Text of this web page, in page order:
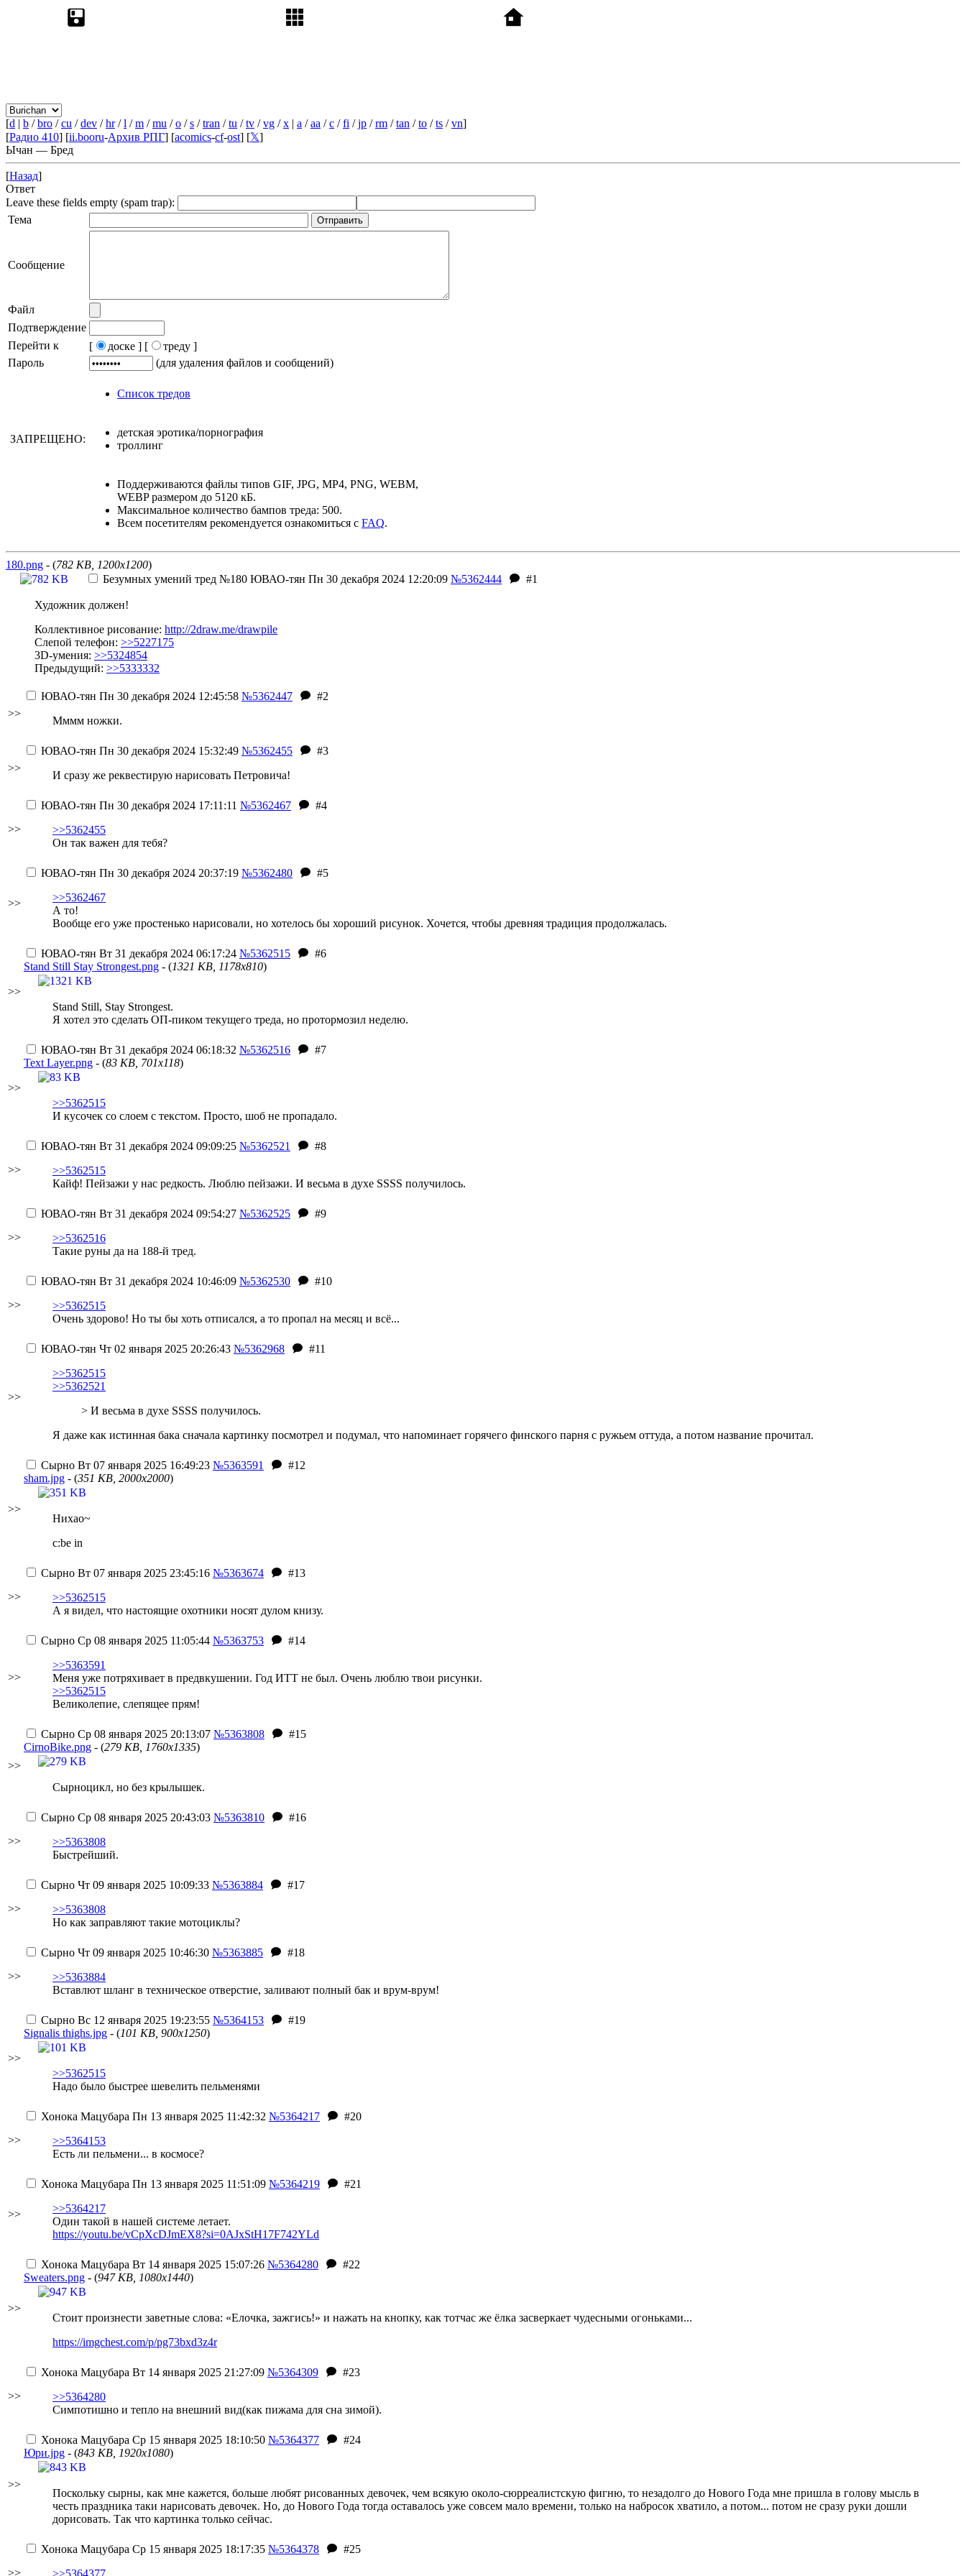
[d | b /bro /cu /dev /hr/l /m /mu /o /s /tran /tu /tv /vg /x | a /aa /c /fi /jp /rm /tan /to /ts /vn]
[Радио 410] [ii.booru-Архив РПГ] [acomics-cf-ost] [𝕏]
Ычан — Бред
[Назад]
Ответ
Leave these fields empty (spam trap):
Тема
Сообщение
Файл
Подтверждение
Перейти к
[ доске ] [
треду ]
Пароль
(для удаления файлов и сообщений)
Список тредов
ЗАПРЕЩЕНО:
детская эротика/порнография
троллинг
Поддерживаются файлы типов GIF, JPG, MP4, PNG, WEBM,
WEBP размером до 5120 кБ.
Максимальное количество бампов треда: 500.
Всем посетителям рекомендуется ознакомиться с FAQ.
180.png - (782 KB, 1200x1200)
Безумных умений тред №180 ЮВАО-тян Пн 30 декабря 2024 12:20:09 №5362444 #1
Художник должен!
Коллективное рисование: http://2draw.me/drawpile
Cлепой телефон: >>5227175
3D-умения: >>5324854
Предыдущий: >>5333332
>>
ЮВАО-тян Пн 30 декабря 2024 12:45:58 №5362447
#2
Мммм ножки.
>>
ЮВАО-тян Пн 30 декабря 2024 15:32:49 №5362455
#3
И сразу же реквестирую нарисовать Петровича!
>>
ЮВАО-тян Пн 30 декабря 2024 17:11:11 №5362467
#4
>>5362455
Он так важен для тебя?
>>
ЮВАО-тян Пн 30 декабря 2024 20:37:19 №5362480
#5
>>5362467
А то!
Вообще его уже простенько нарисовали, но хотелось бы хороший рисунок. Хочется, чтобы древняя традиция продолжалась.
>>
ЮВАО-тян Вт 31 декабря 2024 06:17:24 №5362515
#6
Stand Still Stay Strongest.png - (1321 KB, 1178x810)
Stand Still, Stay Strongest.
Я хотел это сделать ОП-пиком текущего треда, но протормозил неделю.
>>
ЮВАО-тян Вт 31 декабря 2024 06:18:32 №5362516
#7
Text Layer.png - (83 KB, 701x118)
>>5362515
И кусочек со слоем с текстом. Просто, шоб не пропадало.
>>
ЮВАО-тян Вт 31 декабря 2024 09:09:25 №5362521
#8
>>5362515
Кайф! Пейзажи у нас редкость. Люблю пейзажи. И весьма в духе SSSS получилось.
>>
ЮВАО-тян Вт 31 декабря 2024 09:54:27 №5362525
#9
>>5362516
Такие руны да на 188-й тред.
>>
ЮВАО-тян Вт 31 декабря 2024 10:46:09 №5362530
#10
>>5362515
Очень здорово! Но ты бы хоть отписался, а то пропал на месяц и всё...
>>
ЮВАО-тян Чт 02 января 2025 20:26:43 №5362968
#11
>>5362515
>>5362521
> И весьма в духе SSSS получилось.
Я даже как истинная бака сначала картинку посмотрел и подумал, что напоминает горячего финского парня с ружьем оттуда, а потом название прочитал.
>>
Сырно Вт 07 января 2025 16:49:23 №5363591
#12
sham.jpg - (351 KB, 2000x2000)
Нихао~
c:be in
>>
Сырно Вт 07 января 2025 23:45:16 №5363674
#13
>>5362515
А я видел, что настоящие охотники носят дулом книзу.
>>
Сырно Ср 08 января 2025 11:05:44 №5363753
#14
>>5363591
Меня уже потряхивает в предвкушении. Год ИТТ не был. Очень люблю твои рисунки.
>>5362515
Великолепие, слепящее прям!
>>
Сырно Ср 08 января 2025 20:13:07 №5363808
#15
CirnoBike.png - (279 KB, 1760x1335)
Сырноцикл, но без крылышек.
>>
Сырно Ср 08 января 2025 20:43:03 №5363810
#16
>>5363808
Быстрейший.
>>
Сырно Чт 09 января 2025 10:09:33 №5363884
#17
>>5363808
Но как заправляют такие мотоциклы?
>>
Сырно Чт 09 января 2025 10:46:30 №5363885
#18
>>5363884
Вставлют шланг в техническое отверстие, заливают полный бак и врум-врум!
>>
Сырно Вс 12 января 2025 19:23:55 №5364153
#19
Signalis thighs.jpg - (101 KB, 900x1250)
>>5362515
Надо было быстрее шевелить пельменями
>>
Хонока Мацубара Пн 13 января 2025 11:42:32 №5364217
#20
>>5364153
Есть ли пельмени... в космосе?
>>
Хонока Мацубара Пн 13 января 2025 11:51:09 №5364219
#21
>>5364217
Один такой в нашей системе летает.
https://youtu.be/vCpXcDJmEX8?si=0AJxStH17F742YLd
>>
Хонока Мацубара Вт 14 января 2025 15:07:26 №5364280
#22
Sweaters.png - (947 KB, 1080x1440)
Стоит произнести заветные слова: «Елочка, зажгись!» и нажать на кнопку, как тотчас же ёлка засверкает чудесными огоньками...
https://imgchest.com/p/pg73bxd3z4r
>>
Хонока Мацубара Вт 14 января 2025 21:27:09 №5364309
#23
>>5364280
Симпотишно и тепло на внешний вид(как пижама для сна зимой).
>>
Хонока Мацубара Ср 15 января 2025 18:10:50 №5364377
#24
Юри.jpg - (843 KB, 1920x1080)
Поскольку сырны, как мне кажется, больше любят рисованных девочек, чем всякую около-сюрреалистскую фигню, то незадолго до Нового Года мне пришла в голову мысль в
честь праздника таки нарисовать девочек. Но, до Нового Года тогда оставалось уже совсем мало времени, только на набросок хватило, а потом... потом не сразу руки дошли
дорисовать. Так что картинка только сейчас.
>>
Хонока Мацубара Ср 15 января 2025 18:17:35 №5364378
#25
>>5364377